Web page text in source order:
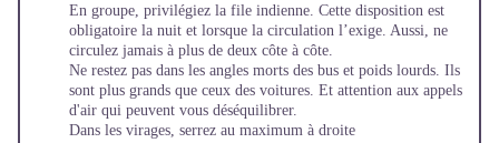
En groupe, privilégiez la file indienne. Cette disposition est
obligatoire la nuit et lorsque la circulation l’exige. Aussi, ne
circulez jamais à plus de deux côte à côte.
Ne restez pas dans les angles morts des bus et poids lourds. Ils
sont plus grands que ceux des voitures. Et attention aux appels
d'air qui peuvent vous déséquilibrer.
Dans les virages, serrez au maximum à droite